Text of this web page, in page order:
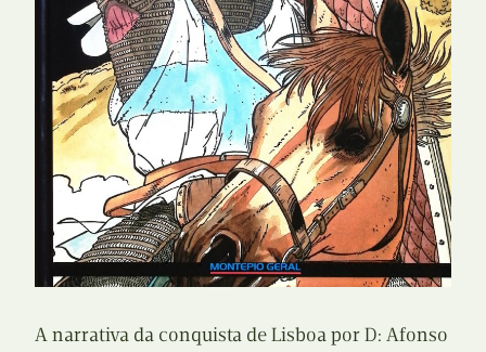
A narrativa da conquista de Lisboa por D: Afonso